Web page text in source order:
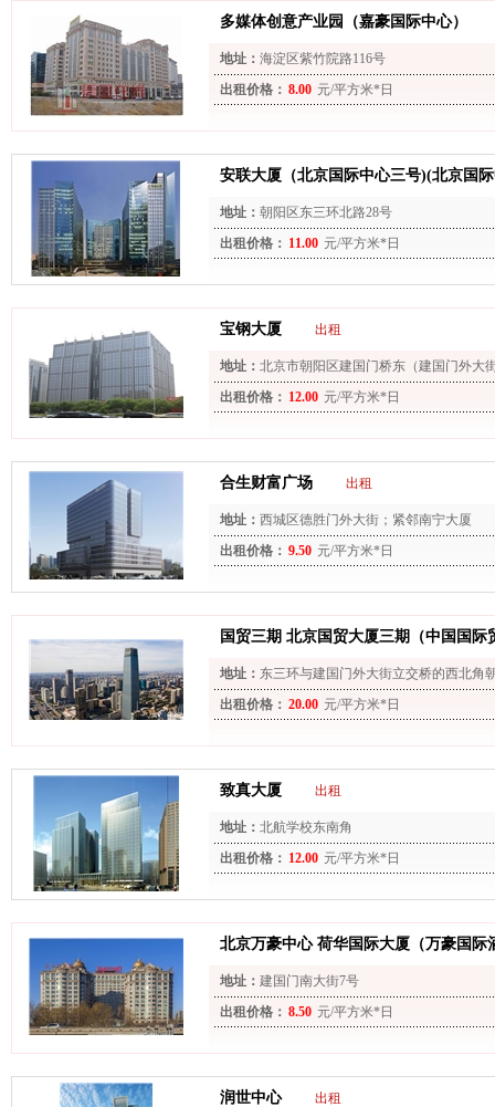
多媒体创意产业园（嘉豪国际中心）
地址： 海淀区紫竹院路116号
出租价格： 8.00 元/平方米*日
安联大厦（北京国际中心三号)(北京国
地址： 朝阳区东三环北路28号
出租价格： 11.00 元/平方米*日
宝钢大厦 出租
地址： 北京市朝阳区建国门桥东（建国门外大
出租价格： 12.00 元/平方米*日
合生财富广场 出租
地址： 西城区德胜门外大街；紧邻南宁大厦
出租价格： 9.50 元/平方米*日
国贸三期 北京国贸大厦三期（中国国际
地址： 东三环与建国门外大街立交桥的西北角
(邮编:100004)
出租价格： 20.00 元/平方米*日
致真大厦 出租
地址： 北航学校东南角
出租价格： 12.00 元/平方米*日
北京万豪中心 荷华国际大厦（万豪国际
地址： 建国门南大街7号
出租价格： 8.50 元/平方米*日
润世中心 出租